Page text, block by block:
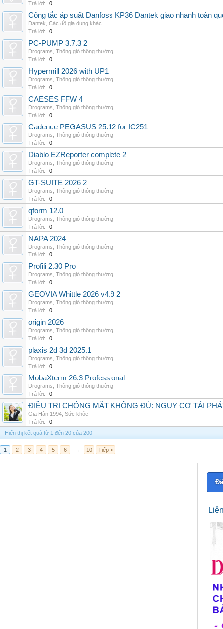
Trả lời:
0
Công tắc áp suất Danfoss KP36 Dantek giao nhanh toàn
Dantek Các đồ gia dụng khác
Trả lời:
0
PC-PUMP 3.7.3 2
Drograms Thông gió thông thường
Trả lời:
0
Hypermill 2026 with UP1
Drograms Thông gió thông thường
Trả lời:
0
CAESES FFW 4
Drograms Thông gió thông thường
Trả lời:
0
Cadence PEGASUS 25.12 for IC251
Drograms Thông gió thông thường
Trả lời:
0
Diablo EZReporter complete 2
Drograms Thông gió thông thường
Trả lời:
0
GT-SUITE 2026 2
Drograms Thông gió thông thường
Trả lời:
0
qform 12.0
Drograms Thông gió thông thường
Trả lời:
0
NAPA 2024
Drograms Thông gió thông thường
Trả lời:
0
Profili 2.30 Pro
Drograms Thông gió thông thường
Trả lời:
0
GEOVIA Whittle 2026 v4.9 2
Drograms Thông gió thông thường
Trả lời:
0
origin 2026
Drograms Thông gió thông thường
Trả lời:
0
plaxis 2d 3d 2025.1
Drograms Thông gió thông thường
Trả lời:
0
MobaXterm 26.3 Professional
Drograms Thông gió thông thường
Trả lời:
0
ĐIỀU TRỊ CHÓNG MẶT KHÔNG ĐỦ: NGUY CƠ TÁI
Gia Hân 1994 Sức khỏe
Trả lời:
0
Hiển thị kết quả từ 1 đến 20 của 200
1 2 3 4 5 6 → 10 Tiếp >